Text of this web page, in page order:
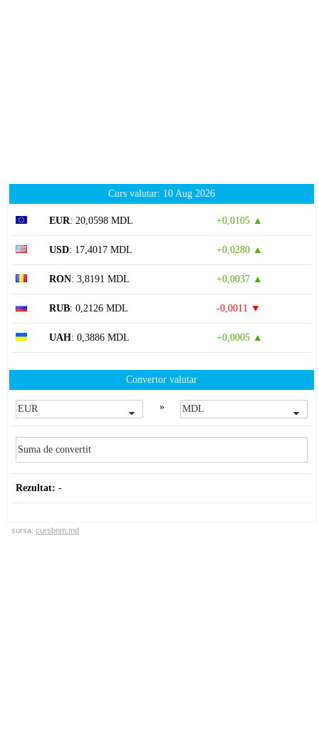
Curs valutar: 10 Aug 2026
EUR: 20,0598 MDL +0,0105 ▲
USD: 17,4017 MDL +0,0280 ▲
RON: 3,8191 MDL +0,0037 ▲
RUB: 0,2126 MDL -0,0011 ▼
UAH: 0,3886 MDL +0,0005 ▲
Convertor valutar
»
Rezultat: -
sursa: cursbnm.md